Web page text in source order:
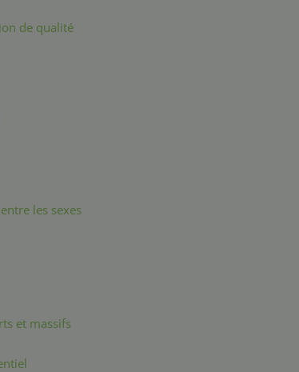
de qualité
les sexes
et massifs